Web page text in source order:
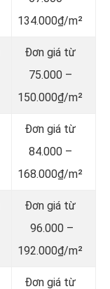
134.000₫/m²
Đơn giá từ
75.000 –
150.000₫/m²
Đơn giá từ
84.000 –
168.000₫/m²
Đơn giá từ
96.000 –
192.000₫/m²
Đơn giá từ